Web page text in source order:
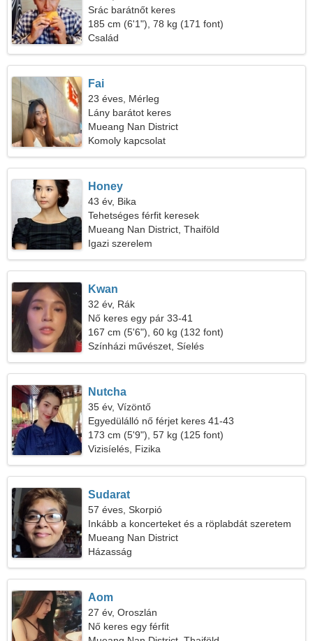
Srác barátnőt keres
185 cm (6'1"), 78 kg (171 font)
Család
Fai
23 éves, Mérleg
Lány barátot keres
Mueang Nan District
Komoly kapcsolat
Honey
43 év, Bika
Tehetséges férfit keresek
Mueang Nan District, Thaiföld
Igazi szerelem
Kwan
32 év, Rák
Nő keres egy pár 33-41
167 cm (5'6"), 60 kg (132 font)
Színházi művészet, Síelés
Nutcha
35 év, Vízöntő
Egyedülálló nő férjet keres 41-43
173 cm (5'9"), 57 kg (125 font)
Vizisíelés, Fizika
Sudarat
57 éves, Skorpió
Inkább a koncerteket és a röplabdát szeretem
Mueang Nan District
Házasság
Aom
27 év, Oroszlán
Nő keres egy férfit